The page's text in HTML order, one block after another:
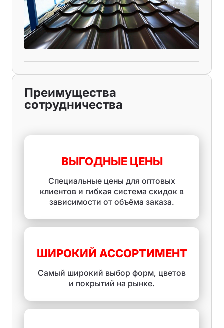
Преимущества
сотрудничества
ВЫГОДНЫЕ ЦЕНЫ
Специальные цены для оптовых
клиентов и гибкая система скидок в
зависимости от объёма заказа.
ШИРОКИЙ АССОРТИМЕНТ
Самый широкий выбор форм, цветов
и покрытий на рынке.